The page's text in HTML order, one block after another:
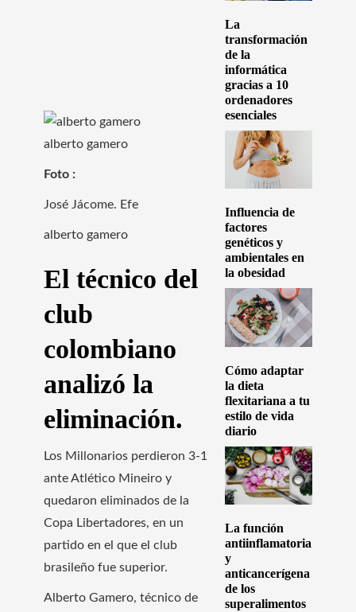
alberto gamero
Foto :
José Jácome. Efe
alberto gamero
El técnico del
club
colombiano
analizó la
eliminación.
Los Millonarios perdieron 3-1
ante Atlético Mineiro y
quedaron eliminados de la
Copa Libertadores, en un
partido en el que el club
brasileño fue superior.
Alberto Gamero, técnico de
La
transformación
de la
informática
gracias a 10
ordenadores
esenciales
Influencia de
factores
genéticos y
ambientales en
la obesidad
Cómo adaptar
la dieta
flexitariana a tu
estilo de vida
diario
La función
antiinflamatoria
y
anticancerígena
de los
superalimentos